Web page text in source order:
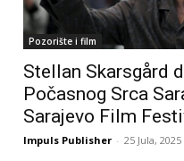
Pozorište i film
Stellan Skarsgård
Počasnog Srca
Sarajevo Film
Impuls Publisher - 25 Jula, 2025